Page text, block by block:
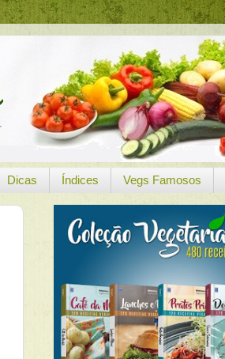
Dicas Índices Vegs Famosos